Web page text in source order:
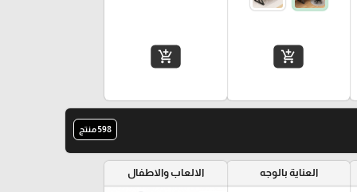
add_shopping_cart
add_shopping_cart
598 منتج
العناية بالوجه الالعاب والاطفال